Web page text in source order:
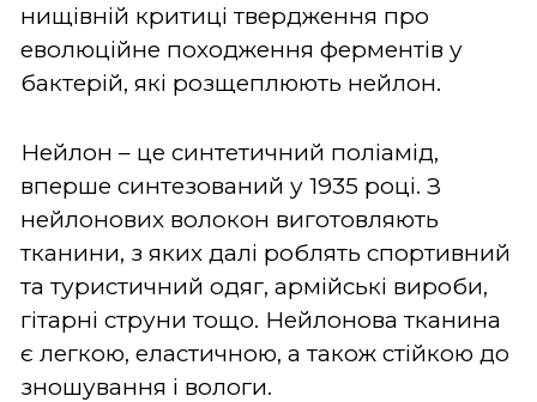
нищівній критиці твердження про
еволюційне походження ферментів у
бактерій, які розщеплюють нейлон.
Нейлон – це синтетичний поліамід,
вперше синтезований у 1935 році. З
нейлонових волокон виготовляють
тканини, з яких далі роблять спортивний
та туристичний одяг, армійські вироби,
гітарні струни тощо. Нейлонова тканина
є легкою, еластичною, а також стійкою до
зношування і вологи.